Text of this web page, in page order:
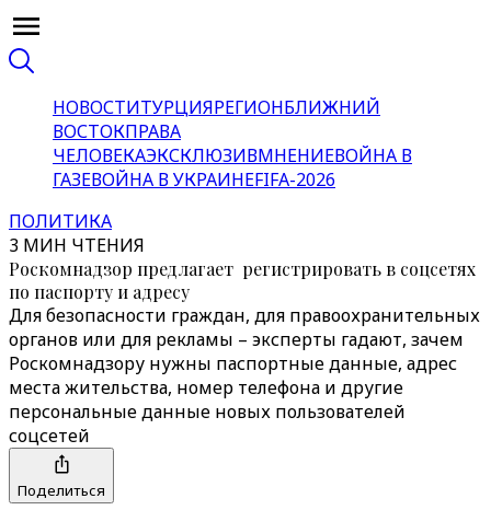
НОВОСТИТУРЦИЯРЕГИОНБЛИЖНИЙ
ВОСТОКПРАВА
ЧЕЛОВЕКАЭКСКЛЮЗИВМНЕНИЕВОЙНА В
ГАЗЕВОЙНА В УКРАИНЕFIFA-2026
ПОЛИТИКА
3 МИН ЧТЕНИЯ
Роскомнадзор предлагает регистрировать в соцсетях
по паспорту и адресу
Для безопасности граждан, для правоохранительных
органов или для рекламы – эксперты гадают, зачем
Роскомнадзору нужны паспортные данные, адрес
места жительства, номер телефона и другие
персональные данные новых пользователей
соцсетей
Поделиться